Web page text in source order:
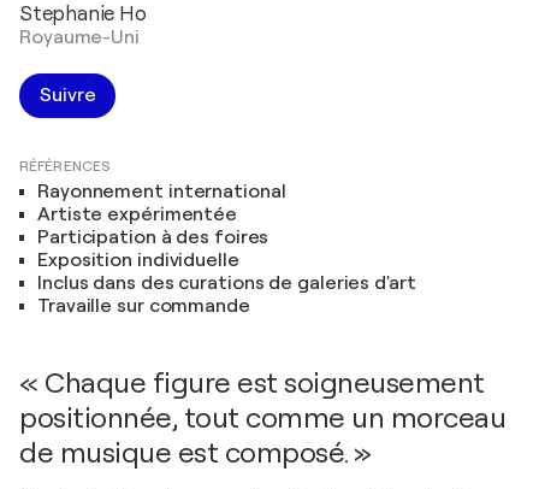
Stephanie Ho
Royaume-Uni
Suivre
RÉFÉRENCES
Rayonnement international
Artiste expérimentée
Participation à des foires
Exposition individuelle
Inclus dans des curations de galeries d'art
Travaille sur commande
« Chaque figure est soigneusement
positionnée, tout comme un morceau
de musique est composé. »